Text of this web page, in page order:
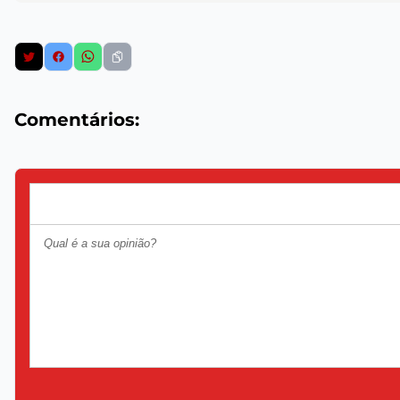
Comentários: